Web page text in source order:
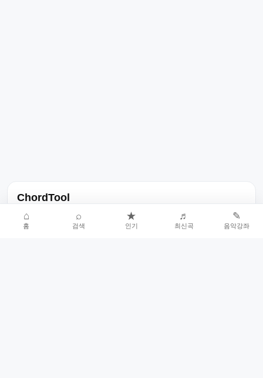
ChordTool
노래 가사, 곡 정보, 코드, 악보를 한곳에서 찾을 수 있는 음악 정보
서비스입니다.
⌂
홈
⌕
검색
★
인기
♬
최신곡
✎
음악강좌